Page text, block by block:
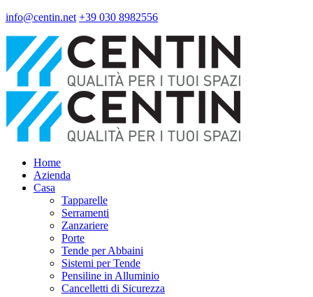
info@centin.net +39 030 8982556
Home
Azienda
Casa
Tapparelle
Serramenti
Zanzariere
Porte
Tende per Abbaini
Sistemi per Tende
Pensiline in Alluminio
Cancelletti di Sicurezza